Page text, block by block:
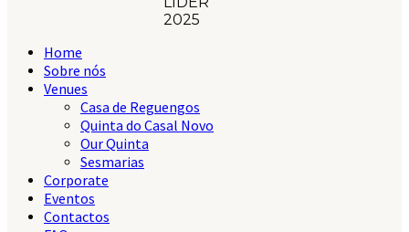
Home
Sobre nós
Venues
Casa de Reguengos
Quinta do Casal Novo
Our Quinta
Sesmarias
Corporate
Eventos
Contactos